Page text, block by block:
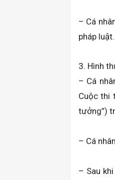
– Cá
pháp luật.
3. Hình
– Cá
Cuộc thi
tưởng”)
– Cá
– Sau